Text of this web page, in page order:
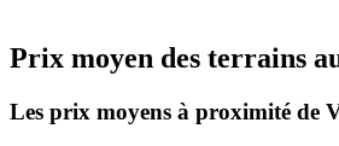
Prix moyen des terrains
Les prix moyens à proximité de